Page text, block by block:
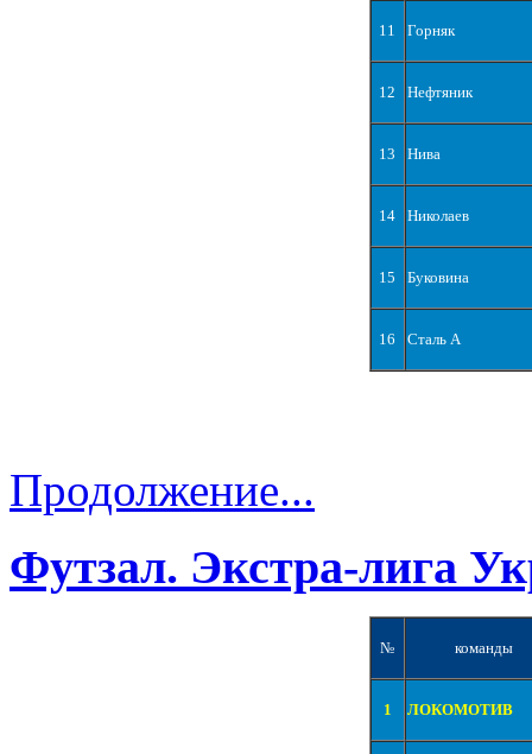
11 Горняк
12 Нефтяник
13 Нива
14 Николаев
15 Буковина
16 Сталь А
Продолжение...
Футзал. Экстра-лига
№ команды
1 ЛОКОМОТИВ